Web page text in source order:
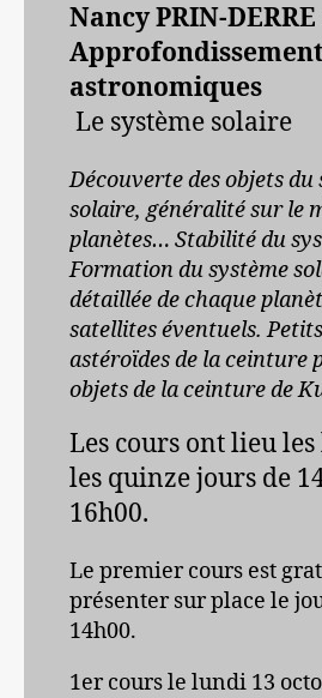
Nancy PRIN-DERRE
astronomiques
Le système solaire
Découverte des objets du
solaire, généralité sur le
planètes… Stabilité du
Formation du système
détaillée de chaque
satellites éventuels.
astéroïdes de la ceinture
objets de la ceinture de
Les cours ont lieu
les quinze jours de
16h00.
Le premier cours est
présenter sur place le
14h00.
1er cours le lundi 13